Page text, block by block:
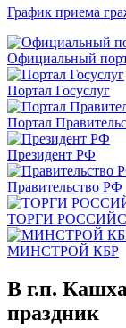
График приема
Официальный
Портал Госуслуг
Портал
Президент РФ
Правительство РФ
ТОРГИ
МИНСТРОЙ КБР
В г.п.
праздник